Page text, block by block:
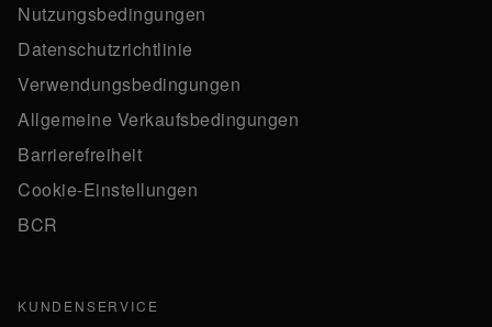
Nutzungsbedingungen
Datenschutzrichtlinie
Verwendungsbedingungen
Allgemeine Verkaufsbedingungen
Barrierefreiheit
Cookie-Einstellungen
BCR
KUNDENSERVICE